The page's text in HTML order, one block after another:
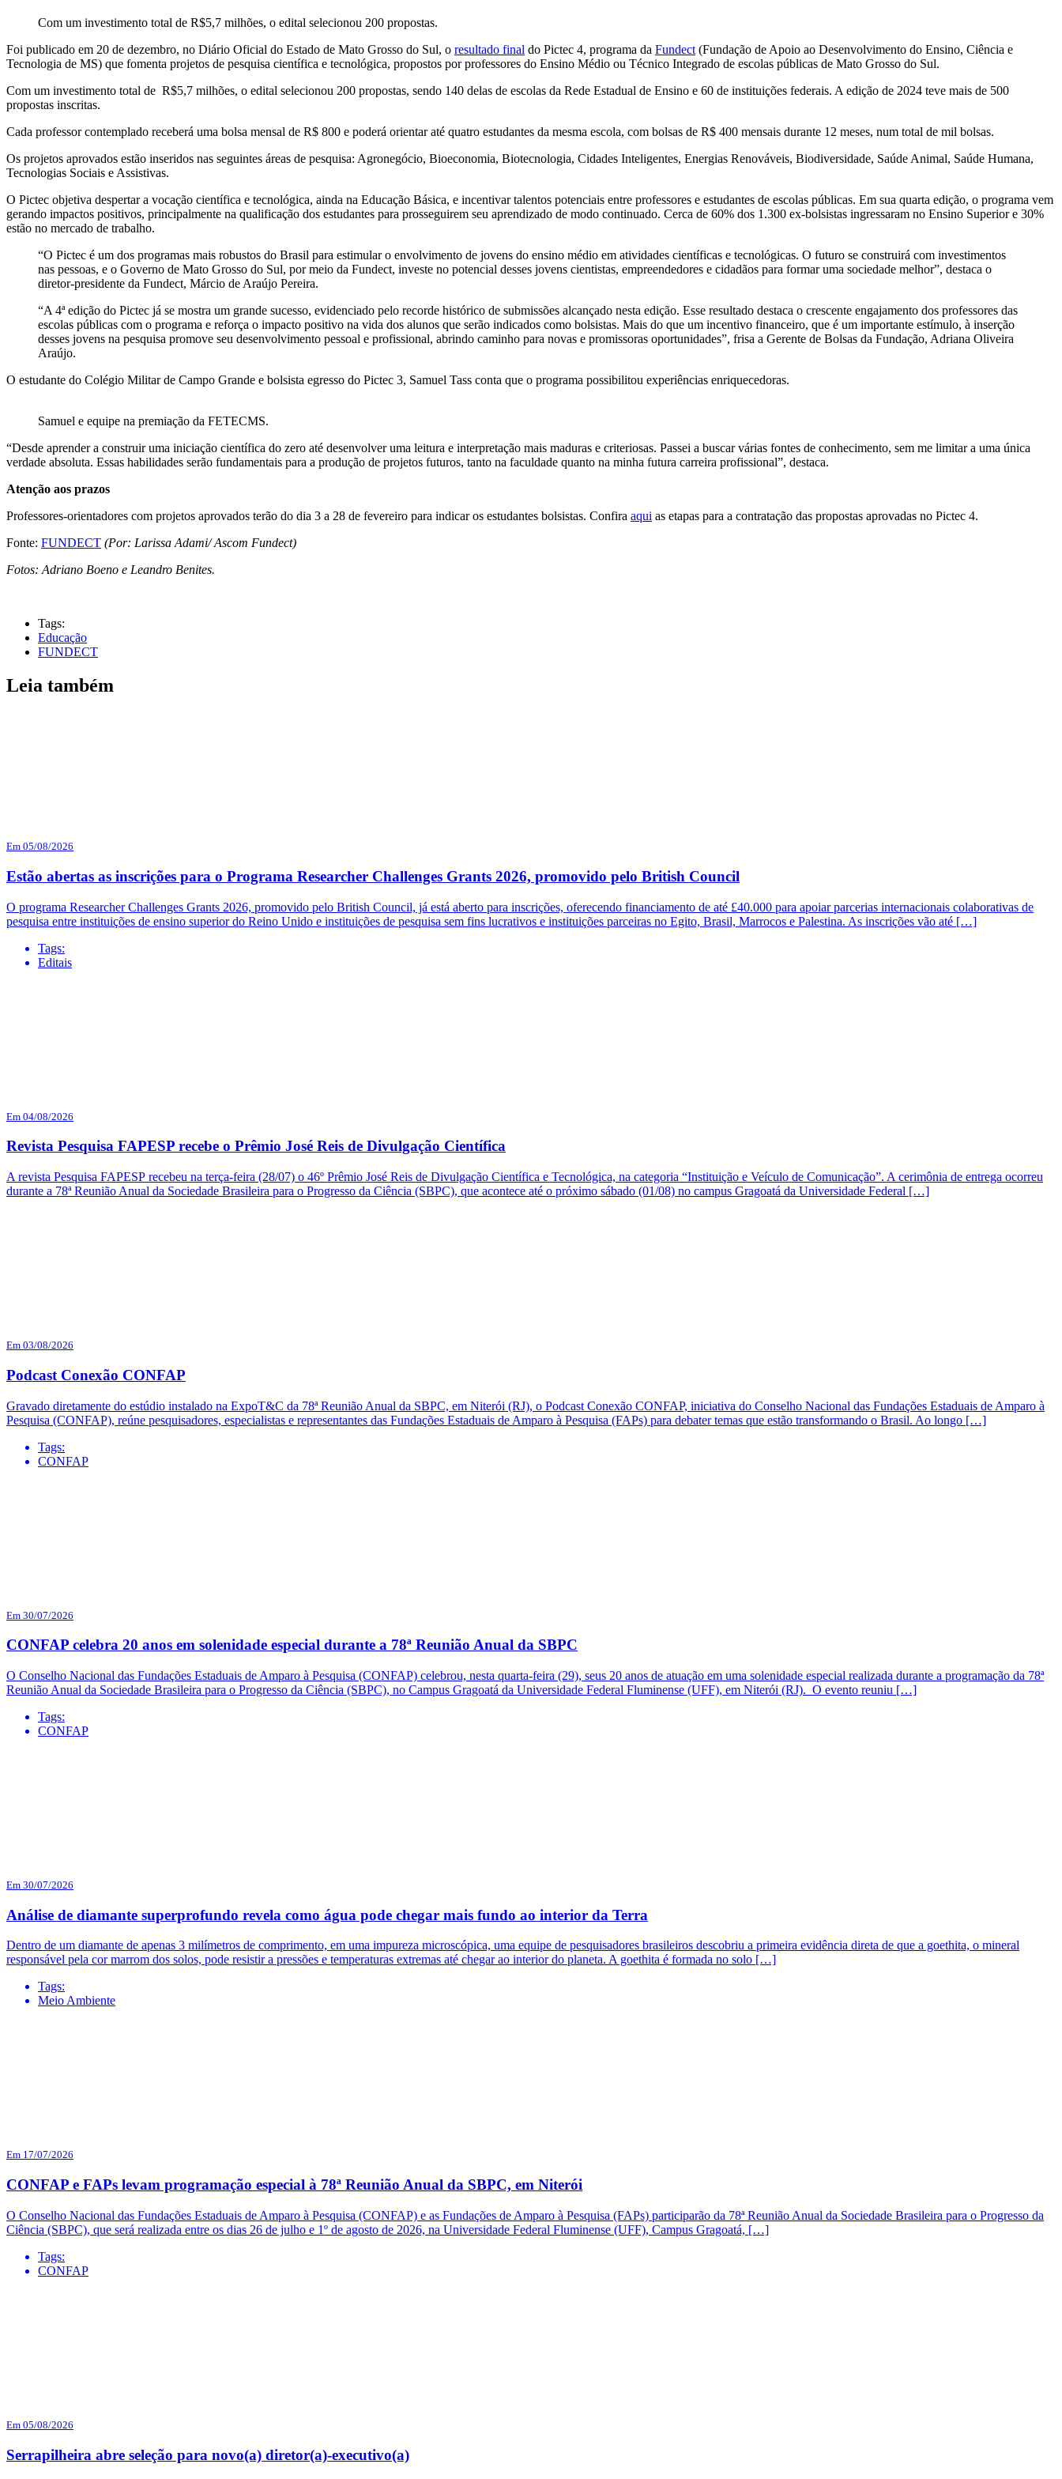
Com um investimento total de R$5,7 milhões, o edital selecionou 200 propostas.
Foi publicado em 20 de dezembro, no Diário Oficial do Estado de Mato Grosso do Sul, o resultado final do Pictec 4, programa da Fundect(Fundação de Apoio ao Desenvolvimento do Ensino, Ciência e
Tecnologia de MS) que fomenta projetos de pesquisa científica e tecnológica, propostos por professores do Ensino Médio ou Técnico Integrado de escolas públicas de Mato Grosso do Sul.
Com um investimento total de R$5,7 milhões, o edital selecionou 200 propostas, sendo 140 delas de escolas da Rede Estadual de Ensino e 60 de instituições federais. A edição de 2024 teve mais de 500
propostas inscritas.
Cada professor contemplado receberá uma bolsa mensal de R$ 800 e poderá orientar até quatro estudantes da mesma escola, com bolsas de R$ 400 mensais durante 12 meses, num total de mil bolsas.
Os projetos aprovados estão inseridos nas seguintes áreas de pesquisa: Agronegócio, Bioeconomia, Biotecnologia, Cidades Inteligentes, Energias Renováveis, Biodiversidade, Saúde Animal, Saúde Humana,
Tecnologias Sociais e Assistivas.
O Pictec objetiva despertar a vocação científica e tecnológica, ainda na Educação Básica, e incentivar talentos potenciais entre professores e estudantes de escolas públicas. Em sua quarta edição, o programa vem
gerando impactos positivos, principalmente na qualificação dos estudantes para prosseguirem seu aprendizado de modo continuado. Cerca de 60% dos 1.300 ex-bolsistas ingressaram no Ensino Superior e 30%
estão no mercado de trabalho.
“O Pictec é um dos programas mais robustos do Brasil para estimular o envolvimento de jovens do ensino médio em atividades científicas e tecnológicas. O futuro se construirá com investimentos
nas pessoas, e o Governo de Mato Grosso do Sul, por meio da Fundect, investe no potencial desses jovens cientistas, empreendedores e cidadãos para formar uma sociedade melhor”, destaca o
diretor-presidente da Fundect, Márcio de Araújo Pereira.
“A 4ª edição do Pictec já se mostra um grande sucesso, evidenciado pelo recorde histórico de submissões alcançado nesta edição. Esse resultado destaca o crescente engajamento dos professores das
escolas públicas com o programa e reforça o impacto positivo na vida dos alunos que serão indicados como bolsistas. Mais do que um incentivo financeiro, que é um importante estímulo, à inserção
desses jovens na pesquisa promove seu desenvolvimento pessoal e profissional, abrindo caminho para novas e promissoras oportunidades”, frisa a Gerente de Bolsas da Fundação, Adriana Oliveira
Araújo.
O estudante do Colégio Militar de Campo Grande e bolsista egresso do Pictec 3, Samuel Tass conta que o programa possibilitou experiências enriquecedoras.
Samuel e equipe na premiação da FETECMS.
“Desde aprender a construir uma iniciação científica do zero até desenvolver uma leitura e interpretação mais maduras e criteriosas. Passei a buscar várias fontes de conhecimento, sem me limitar a uma única
verdade absoluta. Essas habilidades serão fundamentais para a produção de projetos futuros, tanto na faculdade quanto na minha futura carreira profissional”, destaca.
Atenção aos prazos
Professores-orientadores com projetos aprovados terão do dia 3 a 28 de fevereiro para indicar os estudantes bolsistas. Confira aqui as etapas para a contratação das propostas aprovadas no Pictec 4.
Fonte: FUNDECT (Por: Larissa Adami/ Ascom Fundect)
Fotos: Adriano Boeno e Leandro Benites.
Tags:
Educação
FUNDECT
Leia também
Em 05/08/2026
Estão abertas as inscrições para o Programa Researcher Challenges Grants 2026, promovido pelo British Council
O programa Researcher Challenges Grants 2026, promovido pelo British Council, já está aberto para inscrições, oferecendo financiamento de até £40.000 para apoiar parcerias internacionais colaborativas de
pesquisa entre instituições de ensino superior do Reino Unido e instituições de pesquisa sem fins lucrativos e instituições parceiras no Egito, Brasil, Marrocos e Palestina. As inscrições vão até […]
Tags:
Editais
Em 04/08/2026
Revista Pesquisa FAPESP recebe o Prêmio José Reis de Divulgação Científica
A revista Pesquisa FAPESP recebeu na terça-feira (28/07) o 46º Prêmio José Reis de Divulgação Científica e Tecnológica, na categoria “Instituição e Veículo de Comunicação”. A cerimônia de entrega ocorreu
durante a 78ª Reunião Anual da Sociedade Brasileira para o Progresso da Ciência (SBPC), que acontece até o próximo sábado (01/08) no campus Gragoatá da Universidade Federal […]
Em 03/08/2026
Podcast Conexão CONFAP
Gravado diretamente do estúdio instalado na ExpoT&C da 78ª Reunião Anual da SBPC, em Niterói (RJ), o Podcast Conexão CONFAP, iniciativa do Conselho Nacional das Fundações Estaduais de Amparo à
Pesquisa (CONFAP), reúne pesquisadores, especialistas e representantes das Fundações Estaduais de Amparo à Pesquisa (FAPs) para debater temas que estão transformando o Brasil. Ao longo […]
Tags:
CONFAP
Em 30/07/2026
CONFAP celebra 20 anos em solenidade especial durante a 78ª Reunião Anual da SBPC
O Conselho Nacional das Fundações Estaduais de Amparo à Pesquisa (CONFAP) celebrou, nesta quarta-feira (29), seus 20 anos de atuação em uma solenidade especial realizada durante a programação da 78ª
Reunião Anual da Sociedade Brasileira para o Progresso da Ciência (SBPC), no Campus Gragoatá da Universidade Federal Fluminense (UFF), em Niterói (RJ). O evento reuniu […]
Tags:
CONFAP
Em 30/07/2026
Análise de diamante superprofundo revela como água pode chegar mais fundo ao interior da Terra
Dentro de um diamante de apenas 3 milímetros de comprimento, em uma impureza microscópica, uma equipe de pesquisadores brasileiros descobriu a primeira evidência direta de que a goethita, o mineral
responsável pela cor marrom dos solos, pode resistir a pressões e temperaturas extremas até chegar ao interior do planeta. A goethita é formada no solo […]
Tags:
Meio Ambiente
Em 17/07/2026
CONFAP e FAPs levam programação especial à 78ª Reunião Anual da SBPC, em Niterói
O Conselho Nacional das Fundações Estaduais de Amparo à Pesquisa (CONFAP) e as Fundações de Amparo à Pesquisa (FAPs) participarão da 78ª Reunião Anual da Sociedade Brasileira para o Progresso da
Ciência (SBPC), que será realizada entre os dias 26 de julho e 1º de agosto de 2026, na Universidade Federal Fluminense (UFF), Campus Gragoatá, […]
Tags:
CONFAP
Em 05/08/2026
Serrapilheira abre seleção para novo(a) diretor(a)-executivo(a)